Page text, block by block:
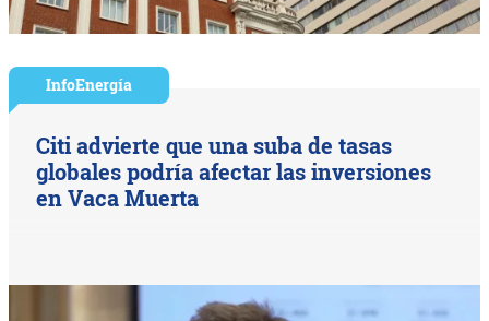
InfoEnergía
Citi advierte que una suba de tasas
globales podría afectar las inversiones
en Vaca Muerta